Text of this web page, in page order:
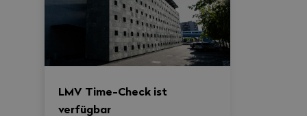
LMV Time-Check ist
verfügbar